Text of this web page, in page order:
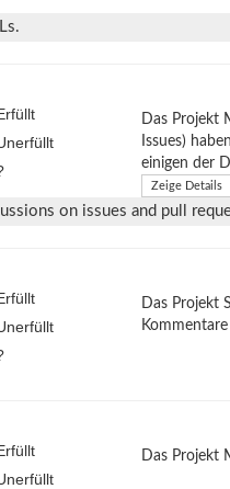
Das Projekt
Issues)
einigen der
Zeige Details
on issues and pull
Das Projekt
Das Projekt